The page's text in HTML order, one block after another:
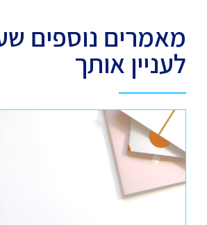
מאמרים נוספים
לעניין אותך